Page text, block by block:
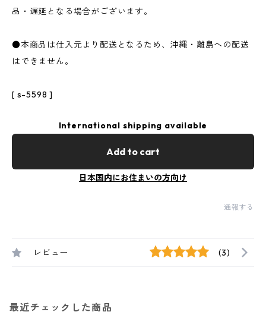
品・遅延となる場合がございます。
●本商品は仕入元より配送となるため、沖縄・離島への配送
はできません。
[ s-5598 ]
International shipping available
Add to cart
日本国内にお住まいの方向け
通報する
レビュー (3)
最近チェックした商品